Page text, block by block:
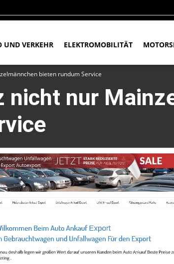
UND VERKEHR ELEKTROMOBILITÄT
bieten rundum Service
nur